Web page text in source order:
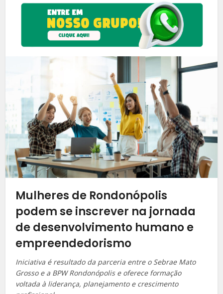
Mulheres de Rondonópolis
podem se inscrever na jornada
de desenvolvimento humano e
empreendedorismo
Iniciativa é resultado da parceria entre o Sebrae Mato
Grosso e a BPW Rondonópolis e oferece formação
voltada à liderança, planejamento e crescimento